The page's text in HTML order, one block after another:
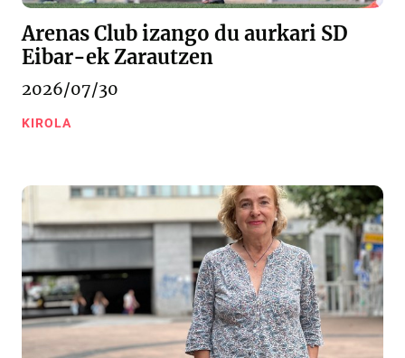
Arenas Club izango du aurkari SD
Eibar-ek Zarautzen
2026/07/30
KIROLA